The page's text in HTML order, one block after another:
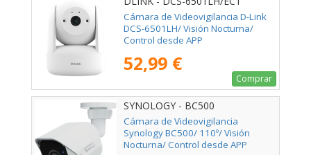
Cámara de Videovigilancia D-Link
DCS-6501LH/ Visión Nocturna/
Control desde APP
52,99 €
Comprar
SYNOLOGY - BC500
Cámara de Videovigilancia
Synology BC500/ 110º/ Visión
Nocturna/ Control desde APP